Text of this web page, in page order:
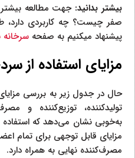
بیشتر بدانید: جهت مطالعه
پیشنهاد میکنیم به صفحه سرخانه
مزایای استفاده از
حال در جدول زیر به بررسی
تولیدکننده، توزیع‌کننده و
به‌خوبی نشان می‌دهد که
مزایای قابل توجهی برای تمام
مصرف‌کننده نهایی به همراه دارد.